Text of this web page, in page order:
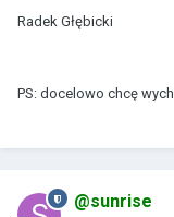
Radek Głębicki
PS: docelowo chcę
@sunrise